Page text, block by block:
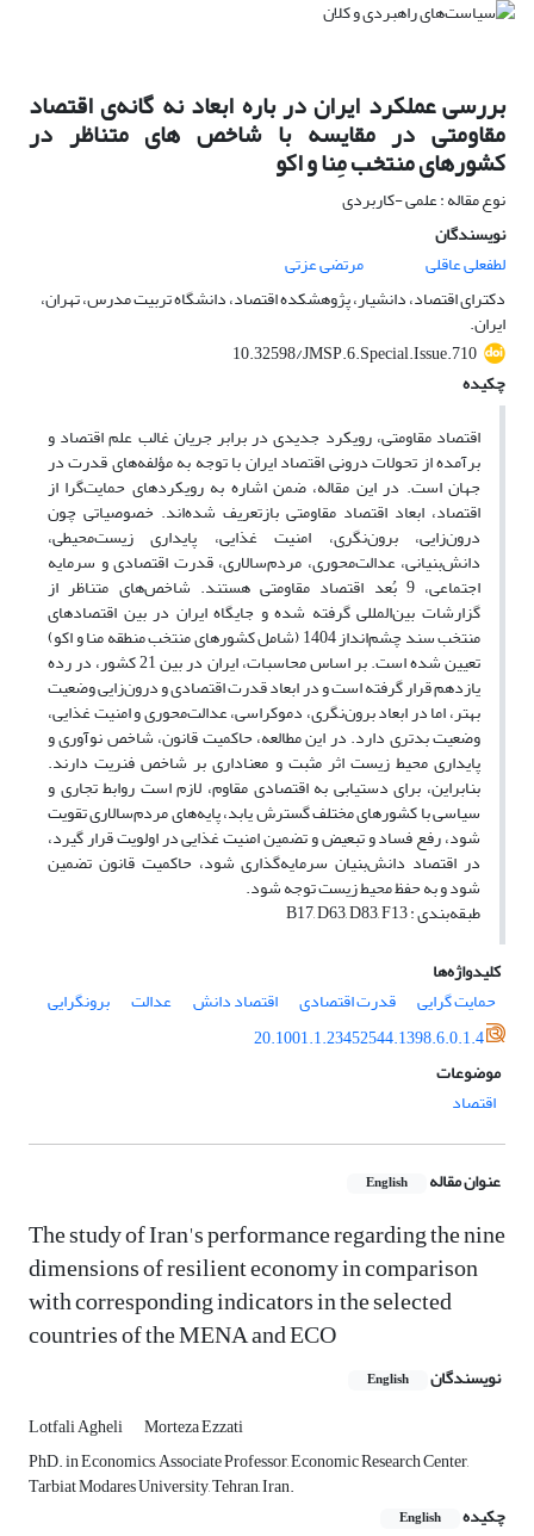
بررسی عملکرد ایران در باره ابعاد نه گانه‌ی اقتصاد
مقاومتی در مقایسه با شاخص های متناظر در
کشورهای منتخب مِنا و اکو
نوع مقاله : علمی -کاربردی
نویسندگان
لطفعلی عاقلی
مرتضی عزتی
دکترای اقتصاد، دانشیار، پژوهشکده اقتصاد، دانشگاه تربیت مدرس، تهران،
ایران.
10.32598/JMSP.6.Special.Issue.710
چکیده
اقتصاد مقاومتی، رویکرد جدیدی در برابر جریان غالب علم اقتصاد و
برآمده از تحولات درونی اقتصاد ایران با توجه به مؤلفه‌های قدرت در
جهان است. در این مقاله، ضمن اشاره به رویکردهای حمایت‌گرا از
اقتصاد، ابعاد اقتصاد مقاومتی بازتعریف شده‌اند. خصوصیاتی چون
درون‌زایی، برون‌نگری، امنیت غذایی، پایداری زیست‌محیطی،
دانش‌بنیانی، عدالت‌محوری، مردم‌سالاری، قدرت اقتصادی و سرمایه
اجتماعی، 9 بُعد اقتصاد مقاومتی هستند. شاخص‌های متناظر از
گزارشات بین‌المللی گرفته شده و جایگاه ایران در بین اقتصادهای
منتخب سند چشم‌انداز 1404 (شامل کشورهای منتخب منطقه منا و اکو)
تعیین شده است. بر اساس محاسبات، ایران در بین 21 کشور، در رده
یازدهم قرار گرفته است و در ابعاد قدرت اقتصادی و درون‌زایی وضعیت
بهتر، اما در ابعاد برون‌نگری، دموکراسی، عدالت‌محوری و امنیت غذایی،
وضعیت بدتری دارد. در این مطالعه، حاکمیت قانون، شاخص نوآوری و
پایداری محیط زیست اثر مثبت و معناداری بر شاخص فنریت دارند.
بنابراین، برای دستیابی به اقتصادی مقاوم، لازم است روابط تجاری و
سیاسی با کشورهای مختلف گسترش یابد، پایه‌های مردم‌سالاری تقویت
شود، رفع فساد و تبعیض و تضمین امنیت غذایی در اولویت قرار گیرد،
در اقتصاد دانش‌بنیان سرمایه‌گذاری شود، حاکمیت قانون تضمین
شود و به حفظ محیط زیست توجه شود.
طبقه‌بندی : B17, D63, D83, F13
کلیدواژه‌ها
حمایت گرایی
قدرت اقتصادی اقتصاد دانش عدالت
برونگرایی
20.1001.1.23452544.1398.6.0.1.4
موضوعات
اقتصاد
عنوان مقاله English
The study of Iran's performance regarding the nine
dimensions of resilient economy in comparison
with corresponding indicators in the selected
countries of the MENA and ECO
نویسندگان English
Lotfali Agheli
Morteza Ezzati
PhD. in Economics, Associate Professor, Economic Research Center,
Tarbiat Modares University, Tehran, Iran.
چکیده
English